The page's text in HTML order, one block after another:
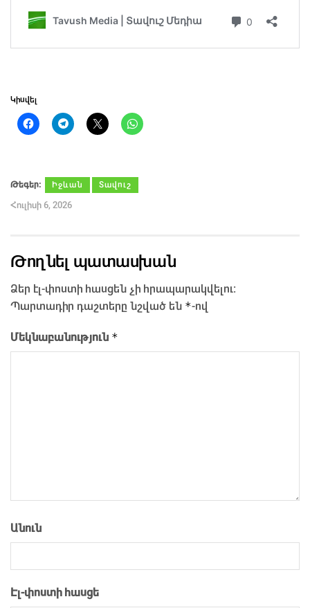
Կիսվել
Թեգեր։ Իջևան Տավուշ
Հուլիսի 6, 2026
Թողնել պատասխան
Ձեր էլ-փոստի հասցեն չի հրապարակվելու։
Պարտադիր դաշտերը նշված են *-ով
Մեկնաբանություն *
Անուն
Էլ-փոստի հասցե